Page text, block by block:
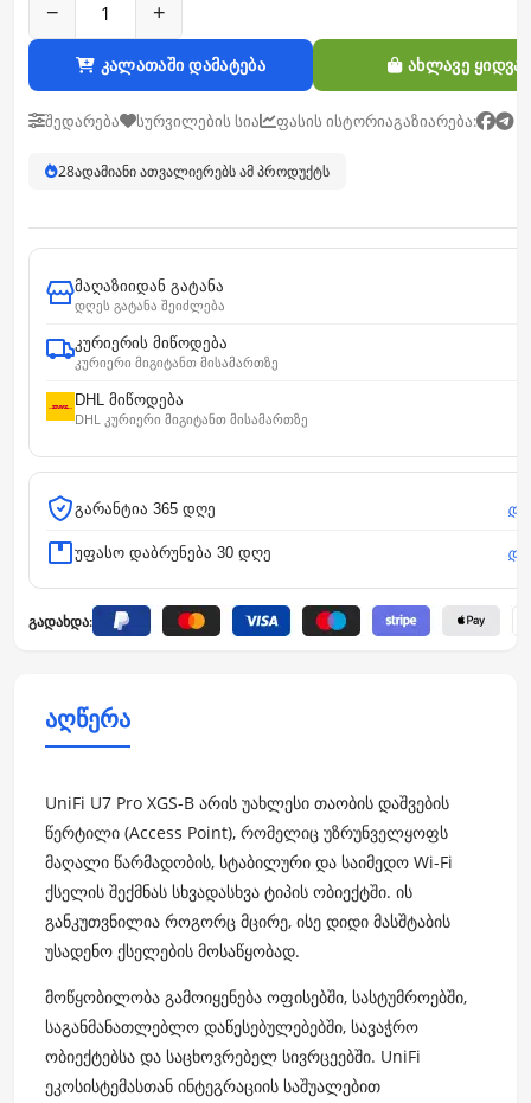
− +
კალათაში დამატება ახლავე ყიდვა
შედარება სურვილების სია ფასის ისტორიაგაზიარება:
28ადამიანი ათვალიერებს ამ პროდუქტს
მაღაზიიდან გატანა
დღეს გატანა შეიძლება
კურიერის მიწოდება
კურიერი მიგიტანთ მისამართზე
DHL მიწოდება
DHL კურიერი მიგიტანთ მისამართზე
გარანტია 365 დღე
უფასო დაბრუნება 30 დღე
გადახდა:
აღწერა
UniFi U7 Pro XGS-B არის უახლესი თაობის დაშვების
წერტილი (Access Point), რომელიც უზრუნველყოფს
მაღალი წარმადობის, სტაბილური და საიმედო Wi-Fi
ქსელის შექმნას სხვადასხვა ტიპის ობიექტში. ის
განკუთვნილია როგორც მცირე, ისე დიდი მასშტაბის
უსადენო ქსელების მოსაწყობად.
მოწყობილობა გამოიყენება ოფისებში, სასტუმროებში,
საგანმანათლებლო დაწესებულებებში, სავაჭრო
ობიექტებსა და საცხოვრებელ სივრცეებში. UniFi
ეკოსისტემასთან ინტეგრაციის საშუალებით